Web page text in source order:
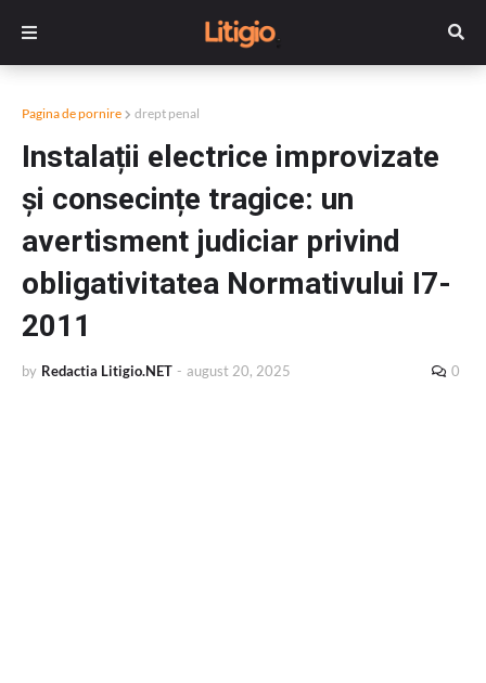
Pagina de pornire drept penal
Instalații electrice improvizate
și consecințe tragice: un
avertisment judiciar privind
obligativitatea Normativului I7-
2011
by Redactia Litigio.NET - august 20, 2025 0